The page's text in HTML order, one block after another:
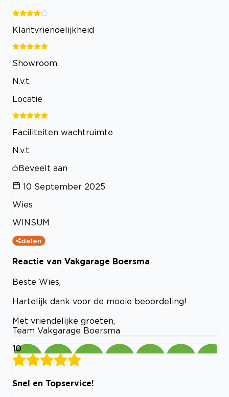
Klantvriendelijkheid
Showroom
N.v.t.
Locatie
Faciliteiten wachtruimte
N.v.t.
Beveelt aan
10 September 2025
Wies
WINSUM
delen
Reactie van Vakgarage Boersma
Beste Wies,
Hartelijk dank voor de mooie beoordeling!
Met vriendelijke groeten,
Team Vakgarage Boersma
10
Snel en Topservice!